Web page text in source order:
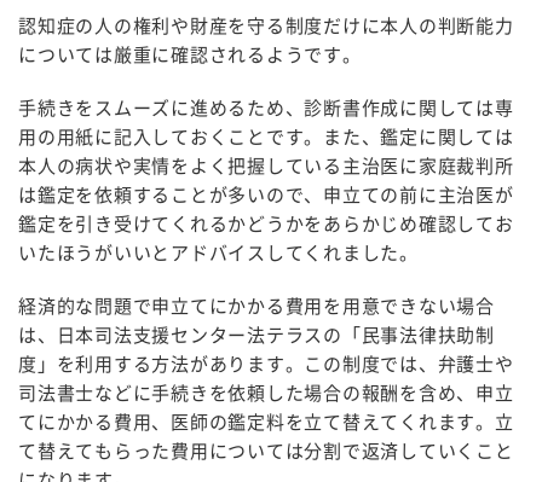
認知症の人の権利や財産を守る制度だけに本人の判断能力
については厳重に確認されるようです。
手続きをスムーズに進めるため、診断書作成に関しては専
用の用紙に記入しておくことです。また、鑑定に関しては
本人の病状や実情をよく把握している主治医に家庭裁判所
は鑑定を依頼することが多いので、申立ての前に主治医が
鑑定を引き受けてくれるかどうかをあらかじめ確認してお
いたほうがいいとアドバイスしてくれました。
経済的な問題で申立てにかかる費用を用意できない場合
は、日本司法支援センター法テラスの「民事法律扶助制
度」を利用する方法があります。この制度では、弁護士や
司法書士などに手続きを依頼した場合の報酬を含め、申立
てにかかる費用、医師の鑑定料を立て替えてくれます。立
て替えてもらった費用については分割で返済していくこと